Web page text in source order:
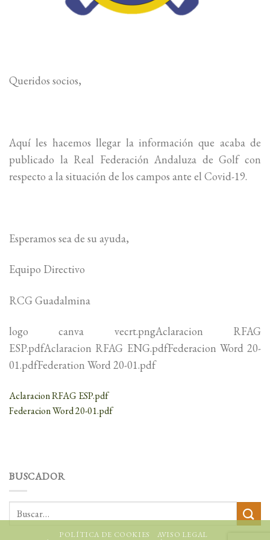
Queridos socios,
Aquí les hacemos llegar la información que acaba de
publicado la Real Federación Andaluza de Golf con
respecto a la situación de los campos ante el Covid-19.
Esperamos sea de su ayuda,
Equipo Directivo
RCG Guadalmina
logo canva vecrt.pngAclaracion RFAG
ESP.pdfAclaracion RFAG ENG.pdfFederacion Word 20-
01.pdfFederation Word 20-01.pdf
Aclaracion RFAG ESP.pdf
Federacion Word 20-01.pdf
BUSCADOR
POLÍTICA DE COOKIES
AVISO LEGAL